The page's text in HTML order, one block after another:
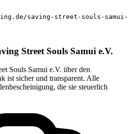
saving-street-souls-samui-
Street Souls Samui e.V.
Souls Samui e.V. über den
ist sicher und transparent. Alle
die sie steuerlich